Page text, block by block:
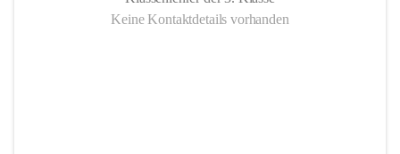
Keine Kontaktdetails vorhanden